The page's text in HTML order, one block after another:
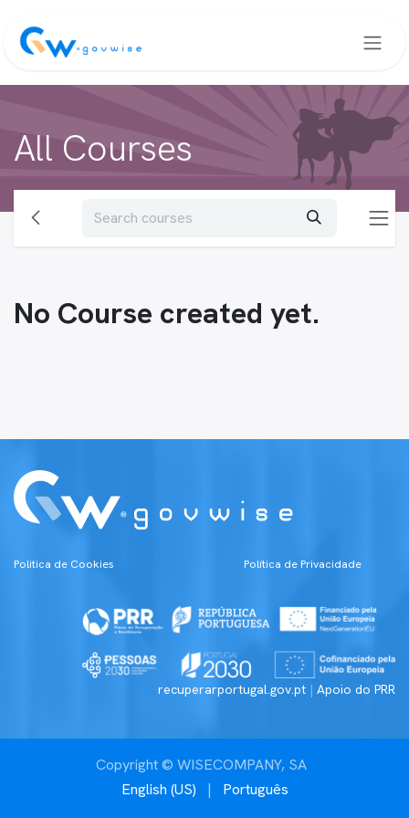
All Courses
No Course created yet.
Politica de Cookies Política de Priv​acidade
recuperarportugal.gov.pt | Apoio do PRR
Copyright © WISECOMPANY, SA
English (US)
| Português